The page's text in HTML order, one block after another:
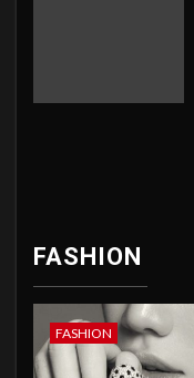
FASHION
FASHION